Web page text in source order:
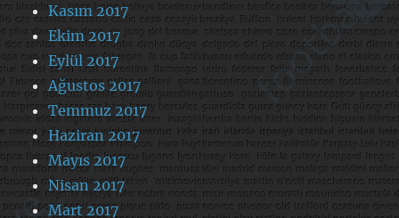
Kasım 2017
Ekim 2017
Eylül 2017
Ağustos 2017
Temmuz 2017
Haziran 2017
Mayıs 2017
Nisan 2017
Mart 2017